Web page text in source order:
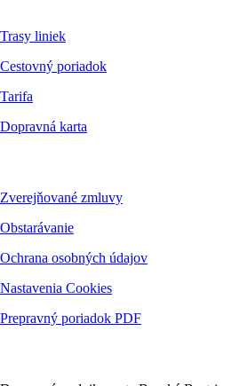
Trasy liniek
Cestovný poriadok
Tarifa
Dopravná karta
Zverejňované zmluvy
Obstarávanie
Ochrana osobných údajov
Nastavenia Cookies
Prepravný poriadok PDF